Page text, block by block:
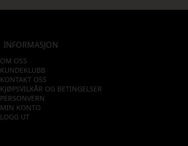
INFORMASJON
OM OSS
KUNDEKLUBB
KONTAKT OSS
KJØPSVILKÅR OG BETINGELSER
PERSONVERN
MIN KONTO
LOGG UT